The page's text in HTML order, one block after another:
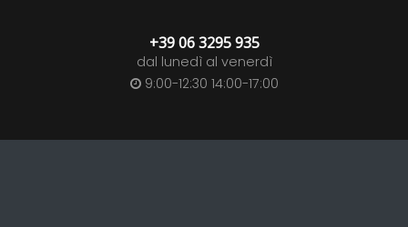
+39 06 3295 935
dal lunedì al venerdì
9:00-12:30 14:00-17:00